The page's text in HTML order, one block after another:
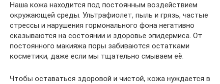
Наша кожа находится под постоянным воздействием
окружающей среды. Ультрафиолет, пыль и грязь, частые
стрессы и нарушения гормонального фона негативно
сказываются на состоянии и здоровье эпидермиса. От
постоянного макияжа поры забиваются остатками
косметики, даже если мы тщательно смываем её.
Чтобы оставаться здоровой и чистой, кожа нуждается в